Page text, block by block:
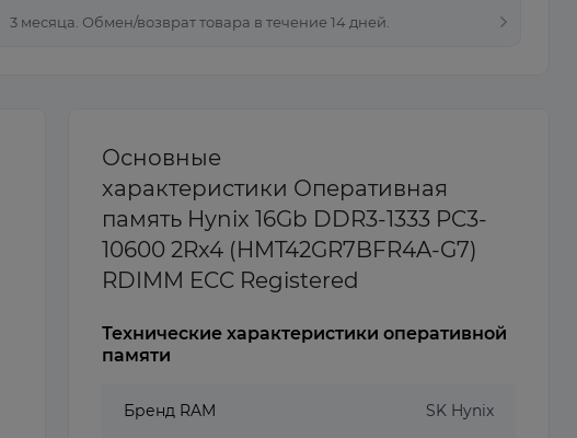
3 месяца. Обмен/возврат товара в течение 14 дней.
Основные
характеристики Оперативная
память Hynix 16Gb DDR3-1333 PC3-
10600 2Rx4 (HMT42GR7BFR4A-G7)
RDIMM ECC Registered
Технические характеристики оперативной
памяти
Бренд RAM SK Hynix